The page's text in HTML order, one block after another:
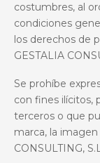
costumbres, al
condiciones
los derechos de
GESTALIA
Se prohíbe
con fines ilícitos,
terceros o que
marca, la
CONSULTING,